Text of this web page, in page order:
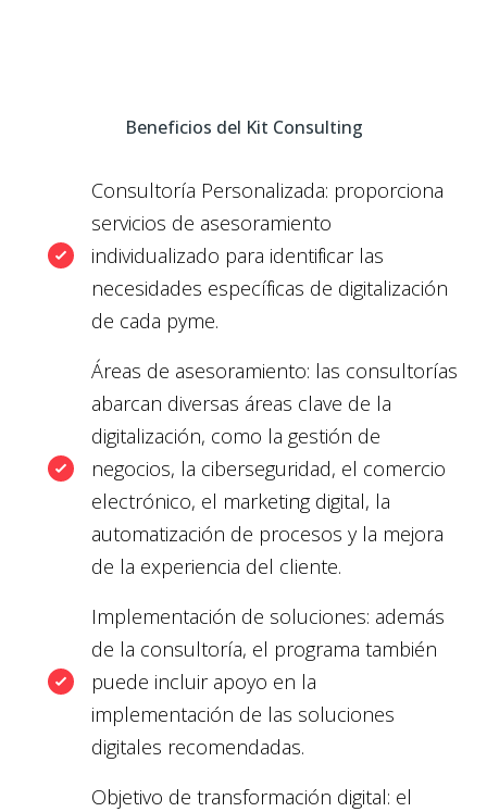
Beneficios del Kit Consulting
Consultoría Personalizada: proporciona
servicios de asesoramiento
individualizado para identificar las
necesidades específicas de digitalización
de cada pyme.
Áreas de asesoramiento: las consultorías
abarcan diversas áreas clave de la
digitalización, como la gestión de
negocios, la ciberseguridad, el comercio
electrónico, el marketing digital, la
automatización de procesos y la mejora
de la experiencia del cliente.
Implementación de soluciones: además
de la consultoría, el programa también
puede incluir apoyo en la
implementación de las soluciones
digitales recomendadas.
Objetivo de transformación digital: el